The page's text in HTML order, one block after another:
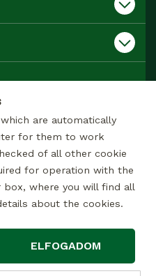
are automatically
for them to work
of all other cookie
for operation with the
where you will find all
about the cookies.
ELFOGADOM
Vorbehalten